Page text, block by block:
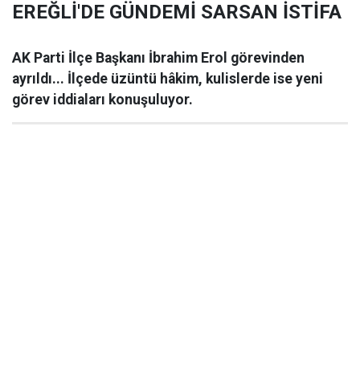
EREĞLİ'DE GÜNDEMİ SARSAN İSTİFA
AK Parti İlçe Başkanı İbrahim Erol görevinden
ayrıldı... İlçede üzüntü hâkim, kulislerde ise yeni
görev iddiaları konuşuluyor.